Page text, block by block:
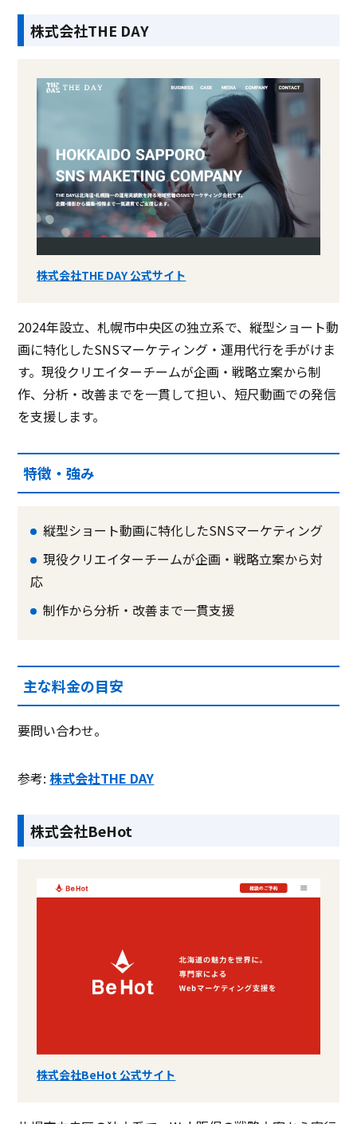
株式会社THE DAY
株式会社THE DAY 公式サイト
2024年設立、札幌市中央区の独立系で、縦型ショート動
画に特化したSNSマーケティング・運用代行を手がけま
す。現役クリエイターチームが企画・戦略立案から制
作、分析・改善までを一貫して担い、短尺動画での発信
を支援します。
特徴・強み
縦型ショート動画に特化したSNSマーケティング
現役クリエイターチームが企画・戦略立案から対
応
制作から分析・改善まで一貫支援
主な料金の目安
要問い合わせ。
参考:株式会社THE DAY
株式会社BeHot
株式会社BeHot 公式サイト